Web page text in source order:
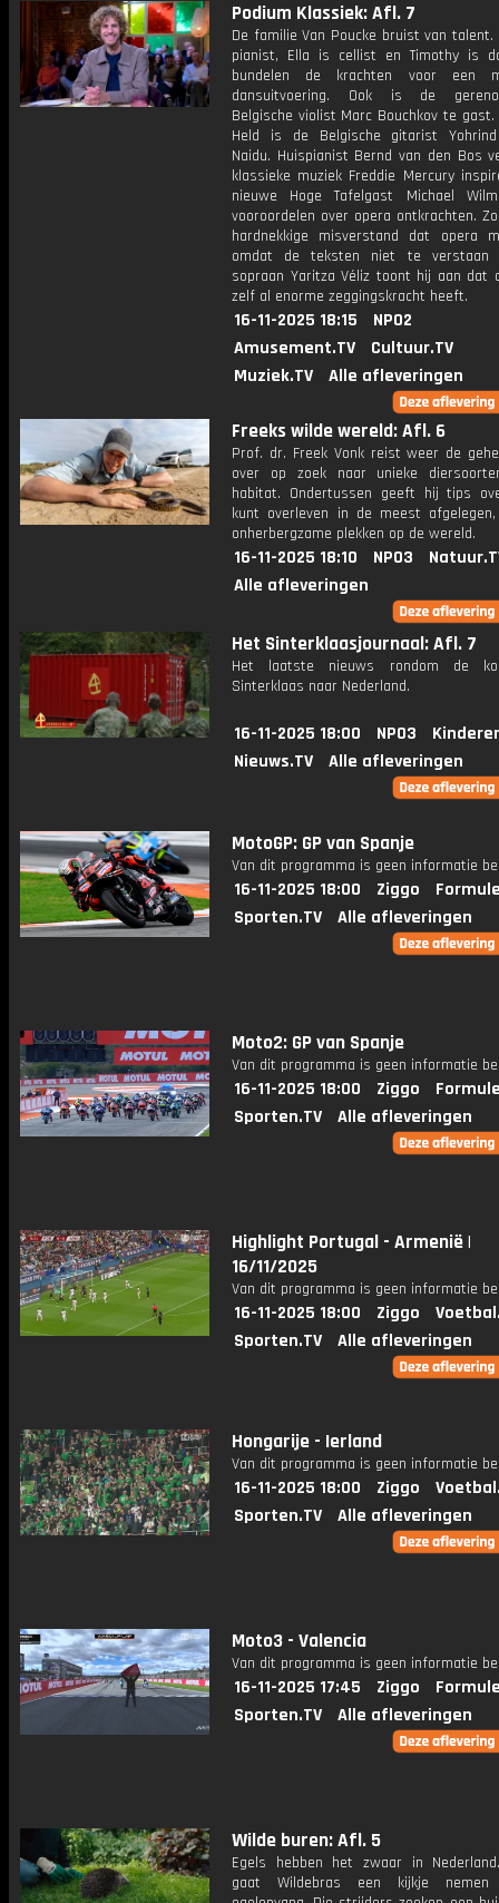
Podium Klassiek: Afl. 7
De familie Van Poucke bruist van talent.
pianist, Ella is cellist en Timothy is
bundelen de krachten voor een
dansuitvoering. Ook is de
Belgische violist Marc Bouchkov te gast.
Held is de Belgische gitarist
Naidu. Huispianist Bernd van den Bos
klassieke muziek Freddie Mercury
nieuwe Hoge Tafelgast Michael
vooroordelen over opera ontkrachten.
hardnekkige misverstand dat opera
omdat de teksten niet te verstaan
sopraan Yaritza Véliz toont hij aan dat
zelf al enorme zeggingskracht heeft.
16-11-2025 18:15
NPO2
Amusement.TV
Cultuur.TV
Muziek.TV
Alle afleveringen
Freeks wilde wereld: Afl. 6
Prof. dr. Freek Vonk reist weer de
over op zoek naar unieke
habitat. Ondertussen geeft hij tips
kunt overleven in de meest
onherbergzame plekken op de wereld.
16-11-2025 18:10 NPO3
Alle afleveringen
Het Sinterklaasjournaal: Afl. 7
Het laatste nieuws rondom de
Sinterklaas naar Nederland.
16-11-2025 18:00 NPO3
Nieuws.TV
Alle afleveringen
MotoGP: GP van Spanje
Van dit programma is geen informatie
16-11-2025 18:00 Ziggo
Sporten.TV
Alle afleveringen
Moto2: GP van Spanje
Van dit programma is geen informatie
16-11-2025 18:00 Ziggo
Sporten.TV
Alle afleveringen
Highlight Portugal - Armenië |
16/11/2025
Van dit programma is geen informatie
16-11-2025 18:00 Ziggo
Sporten.TV
Alle afleveringen
Hongarije - Ierland
Van dit programma is geen informatie
16-11-2025 18:00 Ziggo
Sporten.TV
Alle afleveringen
Moto3 - Valencia
Van dit programma is geen informatie
16-11-2025 17:45 Ziggo
Sporten.TV
Alle afleveringen
Wilde buren: Afl. 5
Egels hebben het zwaar in
gaat Wildebras een kijkje